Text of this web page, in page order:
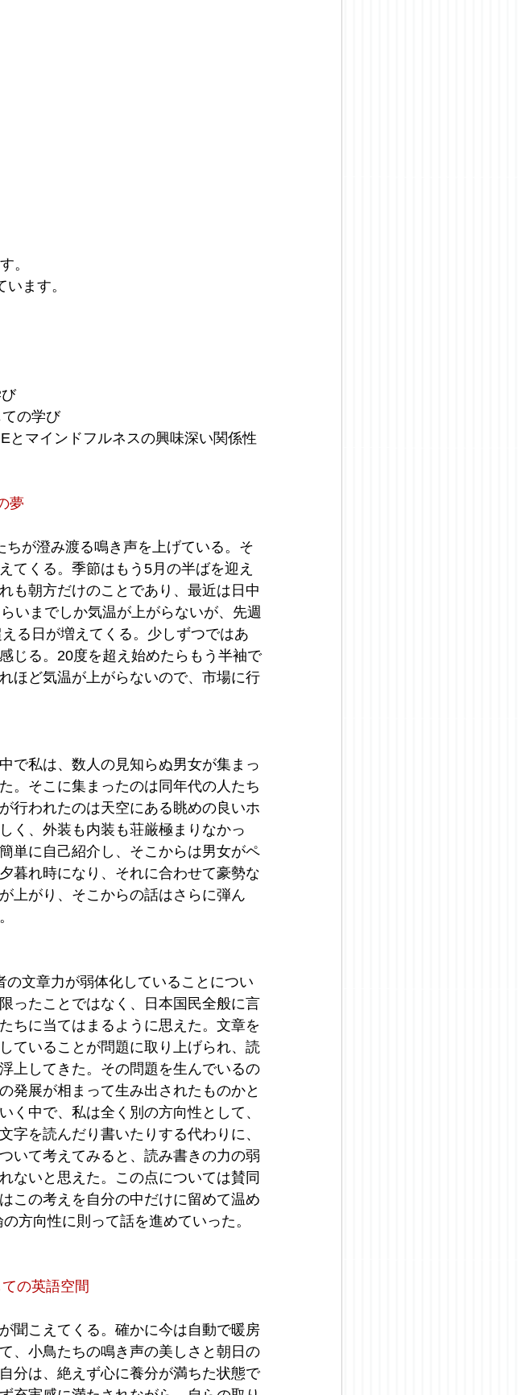
。
ます。
の学び
とマインドフルネスの興味深い関係性
夢
が澄み渡る鳴き声を上げている。そ
てくる。季節はもう5月の半ばを迎え
も朝方だけのことであり、最近は日中
いまでしか気温が上がらないが、先週
る日が増えてくる。少しずつではあ
じる。20度を超え始めたらもう半袖で
ほど気温が上がらないので、市場に行
で私は、数人の見知らぬ男女が集まっ
。そこに集まったのは同年代の人たち
行われたのは天空にある眺めの良いホ
く、外装も内装も荘厳極まりなかっ
単に自己紹介し、そこからは男女がペ
暮れ時になり、それに合わせて豪勢な
上がり、そこからの話はさらに弾ん
文章力が弱体化していることについ
ったことではなく、日本国民全般に言
ちに当てはまるように思えた。文章を
ていることが問題に取り上げられ、読
上してきた。その問題を生んでいるの
発展が相まって生み出されたものかと
く中で、私は全く別の方向性として、
字を読んだり書いたりする代わりに、
いて考えてみると、読み書きの力の弱
ないと思えた。この点については賛同
この考えを自分の中だけに留めて温め
方向性に則って話を進めていった。
の英語空間
聞こえてくる。確かに今は自動で暖房
、小鳥たちの鳴き声の美しさと朝日の
分は、絶えず心に養分が満ちた状態で